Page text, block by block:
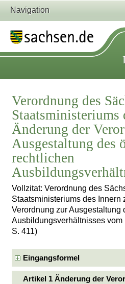
Navigation
Verordnung des
Staatsministeriums
Änderung der
Ausgestaltung des
rechtlichen
Vollzitat: Verordnung des
Staatsministeriums des Innern
Verordnung zur Ausgestaltung
Ausbildungsverhältnisses
S. 411)
Eingangsformel
Artikel 1 Änderung der